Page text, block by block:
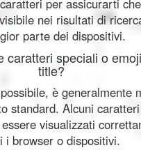
per assicurarti
nei risultati di
parte dei dispositivi.
caratteri speciali o
title?
è generalmente
standard. Alcuni
visualizzati
i browser o dispositivi.